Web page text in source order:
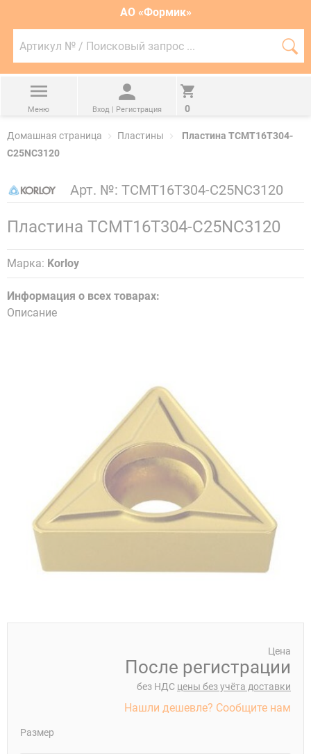
АО «Формик»
№
запрос
Меню Вход | Регистрация 0
Домашная страница Пластины
Пластина TCMT16T304-
C25NC3120
Арт. №:TCMT16T304-C25NC3120
Пластина TCMT16T304-C25NC3120
Марка: Korloy
Информация о всех товарах:
Описание
Цена
После регистрации
без НДС цены без учёта доставки
Нашли дешевле? Сообщите нам
Размер